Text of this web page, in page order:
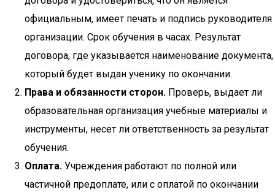
официальным, имеет печать и подпись руководителя
организации. Срок обучения в часах. Результат
договора, где указывается наименование документа,
который будет выдан ученику по окончании.
Права и обязанности сторон. Проверь, выдает ли
образовательная организация учебные материалы и
инструменты, несет ли ответственность за результат
обучения.
Оплата. Учреждения работают по полной или
частичной предоплате, или с оплатой по окончании